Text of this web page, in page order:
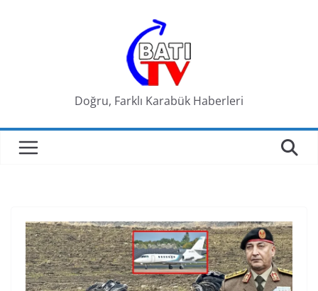
Doğru, Farklı Karabük Haberleri